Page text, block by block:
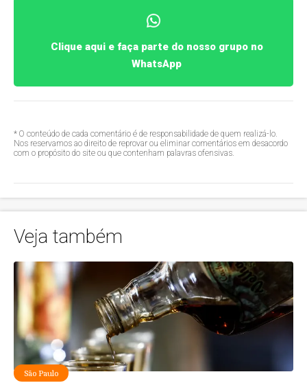
Clique aqui e faça parte do nosso grupo no
WhatsApp
* O conteúdo de cada comentário é de responsabilidade de quem realizá-lo.
Nos reservamos ao direito de reprovar ou eliminar comentários em desacordo
com o propósito do site ou que contenham palavras ofensivas.
Veja também
São Paulo